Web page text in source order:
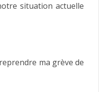
situation actuelle
ma grève de